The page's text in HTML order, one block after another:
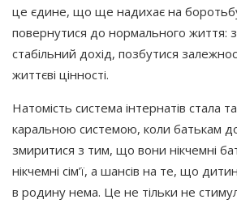
це єдине, що ще надихає на
повернутися до нормального життя:
стабільний дохід, позбутися
життєві цінності.
Натомість система інтернатів стала
каральною системою, коли батькам
змиритися з тим, що вони нікчемні
нікчемні сім’ї, а шансів на те, що
в родину нема. Це не тільки не